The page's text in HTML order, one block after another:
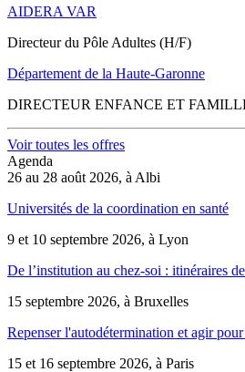
AIDERA VAR
Directeur du Pôle Adultes (H/F)
Département de la Haute-Garonne
DIRECTEUR ENFANCE ET
Voir toutes les offres
Agenda
26 au 28 août 2026, à Albi
Universités de la coordination en santé
9 et 10 septembre 2026, à Lyon
De l’institution au chez-soi : itinéraires
15 septembre 2026, à Bruxelles
Repenser l'autodétermination et agir
15 et 16 septembre 2026, à Paris